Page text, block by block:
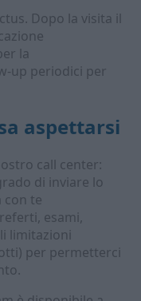
Dopo la visita il
la
up periodici per
aspettarsi
call center:
di inviare lo
con te
esami,
limitazioni
per permetterci